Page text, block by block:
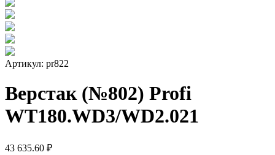
Артикул: pr822
Верстак (№802) Profi
WT180.WD3/WD2.021
43 635.60 ₽